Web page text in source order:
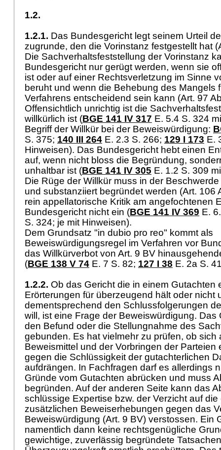
1.2.
1.2.1. Das Bundesgericht legt seinem Urteil
zugrunde, den die Vorinstanz festgestellt hat (
Die Sachverhaltsfeststellung der Vorinstanz
Bundesgericht nur gerügt werden, wenn sie
ist oder auf einer Rechtsverletzung im Sinne
beruht und wenn die Behebung des Mangels
Verfahrens entscheidend sein kann (Art. 97
Offensichtlich unrichtig ist die
willkürlich ist (BGE 141 IV 317 E. 5.4 S. 324
Begriff der Willkür bei der Beweiswürdigung:
S. 375; 140 III 264 E. 2.3 S. 266; 129 I 173 E.
Hinweisen). Das Bundesgericht hebt einen
auf, wenn nicht bloss die Begründung,
unhaltbar ist (BGE 141 IV 305 E. 1.2 S. 309
Die Rüge der Willkür muss in der
und substanziiert begründet werden (Art. 106
rein appellatorische Kritik am angefochtenen
Bundesgericht nicht ein (BGE 141 IV 369 E.
S. 324; je mit Hinweisen).
Dem Grundsatz "in dubio pro reo" kommt als
Beweiswürdigungsregel im Verfahren vor
das Willkürverbot von Art. 9 BV
(BGE 138 V 74 E. 7 S. 82; 127 I 38 E. 2a S.
1.2.2. Ob das Gericht die in einem Gutachten
Erörterungen für überzeugend hält oder nicht
dementsprechend den Schlussfolgerungen
will, ist eine Frage der Beweiswürdigung. Das
den Befund oder die Stellungnahme des
gebunden. Es hat vielmehr zu prüfen, ob sich
Beweismittel und der Vorbringen der Parteien
gegen die Schlüssigkeit der gutachterlichen
aufdrängen. In Fachfragen darf es allerdings
Gründe vom Gutachten abrücken und muss
begründen. Auf der anderen Seite kann das
schlüssige Expertise bzw. der Verzicht auf
zusätzlichen Beweiserhebungen gegen das
Beweiswürdigung (Art. 9 BV) verstossen. Ein
namentlich dann keine rechtsgenügliche
gewichtige, zuverlässig begründete